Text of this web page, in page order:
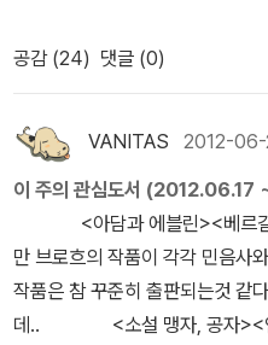
e해서 죽인 것이 이 사건의 본
군대라는 곳에 가서 중대장의 지
하며 이런 사람은 다른 곳에서는
고 본다. 더 웃기는 건 이런 자를
고 있는 대한민국의 군사행정이
수 있다고 생각하는가. RT출신이
가 샤넬백을 들고 마담을 찾아갔
관 + 트럼프가 임명한 수많은
법시스템의 fairness를 믿지 못하
4개 죄목을 모두 인정하는 것으
번, 2005년 7번, 2006년 6번,
010년 9번을 연주한다. 루체른
KKL은 이제 루체른을 대표하는
누벨이 만든 이 건물은 그가 특히
선을 강조하였다 루체른 호수를
만으로도 이미 세계 현대 건축의
고 육중한 건물을 가까이서 바라
의 세련됨이 한층 매혹적으로
석이 내 머리끄댕이를 잡아댕긴
내 머리를 잡아당기고 머리를 치
이. 장난같은 행동을 보였지만 내
손을 거두기는 하더라. 젠장.짜증
게 해야하는지! 짜증이 나는 글과 딱 어울리는 표지,일까? 떨어져
있는 팔 하나에 돋보기를 갖다대
실패했을까?유령비행기를 읽은
매우 독특한 작품이었다는 걸 기
이 왠지 반갑다. 작가 이름만 들어도 장바구니에 마구 집어넣고
싶은 책들이 나왔다. 그리고 이
공감 (24) 댓글 (0)
VANITAS 2012-
이 주의 관심도서
<아담과 에블린><베르길
만 브로흐의 작품이 각각 민음사
작품은 참 꾸준히 출판되는것 같
데.. <소설 맹자, 공자><인간 공자>최인호의 소설이 오랜만